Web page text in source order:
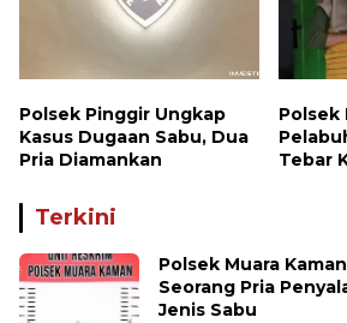
Polsek Pinggir Ungkap
Kasus Dugaan Sabu, Dua
Pria Diamankan
Polsek
Tebar
Terkini
Polsek Muara
Seorang Pria
Jenis Sabu